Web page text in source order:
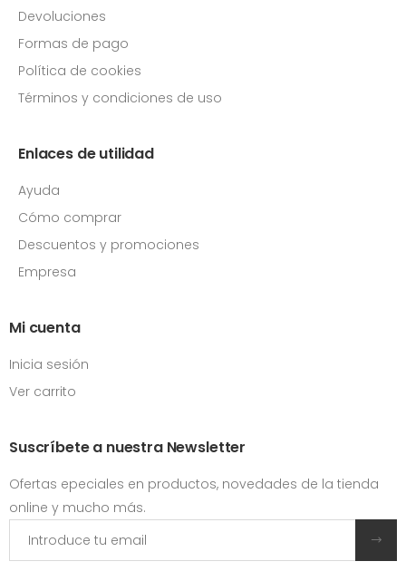
Devoluciones
Formas de pago
Política de cookies
Términos y condiciones de uso
Enlaces de utilidad
Ayuda
Cómo comprar
Descuentos y promociones
Empresa
Mi cuenta
Inicia sesión
Ver carrito
Suscríbete a nuestra Newsletter
Ofertas epeciales en productos, novedades de la tienda
online y mucho más.